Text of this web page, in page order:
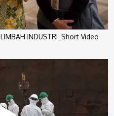
INDUSTRI_Short Video